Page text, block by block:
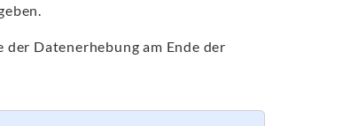
Datenerhebung am Ende der